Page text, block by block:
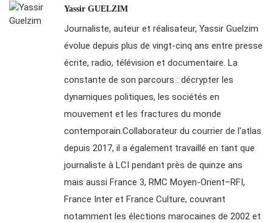
Yassir GUELZIM
Journaliste, auteur et réalisateur, Yassir Guelzim
évolue depuis plus de vingt-cinq ans entre presse
écrite, radio, télévision et documentaire. La
constante de son parcours : décrypter les
dynamiques politiques, les sociétés en
mouvement et les fractures du monde
contemporain.Collaborateur du courrier de l'atlas
depuis 2017, il a également travaillé en tant que
journaliste à LCI pendant près de quinze ans
mais aussi France 3, RMC Moyen-Orient–RFI,
France Inter et France Culture, couvrant
notamment les élections marocaines de 2002 et